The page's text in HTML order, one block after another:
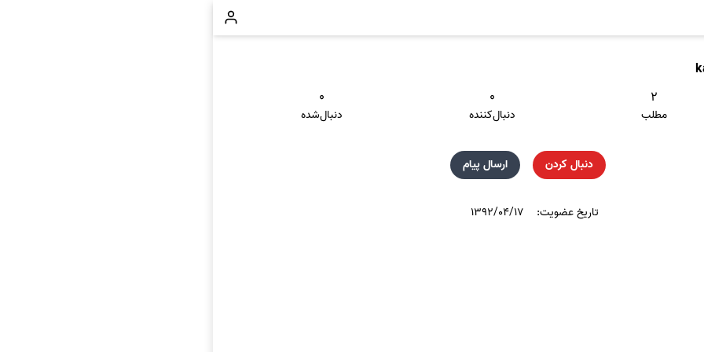
۲
مطلب
۰
دنبال‌کننده
۰
دنبال‌شده
دنبال کردن ارسال پیام
تاریخ عضویت: ۱۳۹۲/۰۴/۱۷